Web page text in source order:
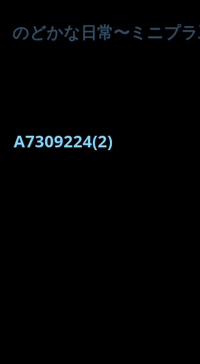
のどかな日常〜ミニプ
A7309224(2)